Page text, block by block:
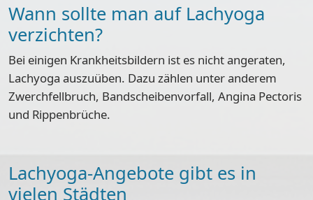
Wann sollte man auf Lachyoga
verzichten?
Bei einigen Krankheitsbildern ist es nicht angeraten,
Lachyoga auszuüben. Dazu zählen unter anderem
Zwerchfellbruch, Bandscheibenvorfall, Angina Pectoris
und Rippenbrüche.
Lachyoga-Angebote gibt es in
vielen Städten